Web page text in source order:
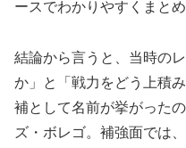
ースでわかりやすくまとめ
結論から言うと、当時の
か」と「戦力をどう上積
補として名前が挙がった
ズ・ボレゴ。補強面では